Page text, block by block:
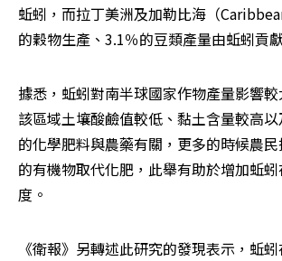
蚯蚓，而拉丁美洲及加勒比海（
的穀物生產、3.1％的豆類產量由蚯蚓貢
據悉，蚯蚓對南半球國家作物產量影響
該區域土壤酸鹼值較低、黏土含量較高
的化學肥料與農藥有關，更多的時候農
的有機物取代化肥，此舉有助於增加蚯
度。
《衛報》另轉述此研究的發現表示，蚯